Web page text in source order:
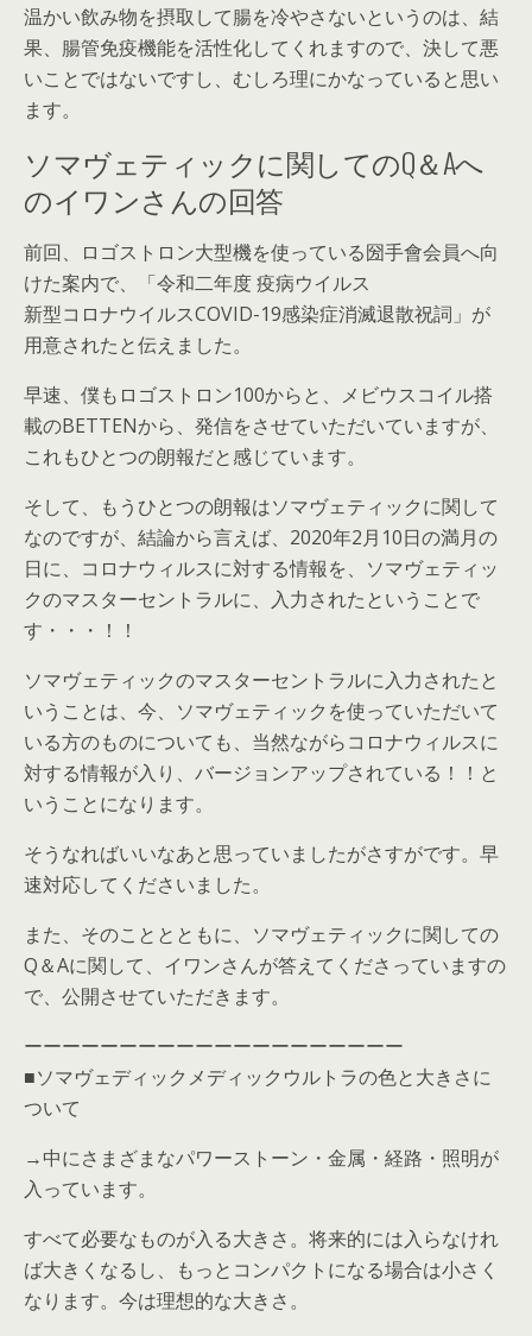
温かい飲み物を摂取して腸を冷やさないというのは、結
果、腸管免疫機能を活性化してくれますので、決して悪
いことではないですし、むしろ理にかなっていると思い
ます。
ソマヴェティックに関してのQ＆Aへ
のイワンさんの回答
前回、ロゴストロン大型機を使っている圀手會会員へ向
けた案内で、「令和二年度 疫病ウイルス
新型コロナウイルスCOVID-19感染症消滅退散祝詞」が
用意されたと伝えました。
早速、僕もロゴストロン100からと、メビウスコイル搭
載のBETTENから、発信をさせていただいていますが、
これもひとつの朗報だと感じています。
そして、もうひとつの朗報はソマヴェティックに関して
なのですが、結論から言えば、2020年2月10日の満月の
日に、コロナウィルスに対する情報を、ソマヴェティッ
クのマスターセントラルに、入力されたということで
す・・・！！
ソマヴェティックのマスターセントラルに入力されたと
いうことは、今、ソマヴェティックを使っていただいて
いる方のものについても、当然ながらコロナウィルスに
対する情報が入り、バージョンアップされている！！と
いうことになります。
そうなればいいなあと思っていましたがさすがです。早
速対応してくださいました。
また、そのこととともに、ソマヴェティックに関しての
Q＆Aに関して、イワンさんが答えてくださっていますの
で、公開させていただきます。
ーーーーーーーーーーーーーーーーーーーー
■ソマヴェディックメディックウルトラの色と大きさに
ついて
→中にさまざまなパワーストーン・金属・経路・照明が
入っています。
すべて必要なものが入る大きさ。将来的には入らなけれ
ば大きくなるし、もっとコンパクトになる場合は小さく
なります。今は理想的な大きさ。